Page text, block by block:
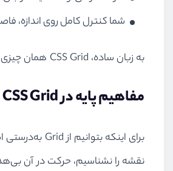
شما کنترل کامل روی اندازه،
به زبان ساده، CSS Grid همان چیزی است که طراحان سال‌ها دنبالش بودند: روشی استاندارد و قدرتمند برای ساخت Layoutهای پیچیده.
مفاهیم پایه در CSS Grid
نقشه را نشناسیم، حرکت در آن